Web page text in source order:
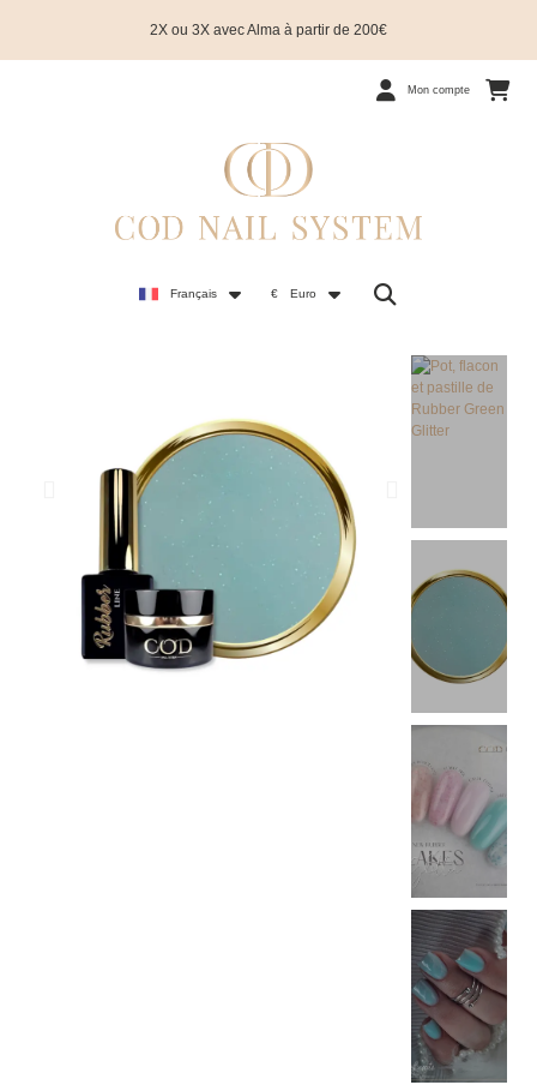
2X ou 3X avec Alma à partir de 200€
Mon compte
Français € Euro